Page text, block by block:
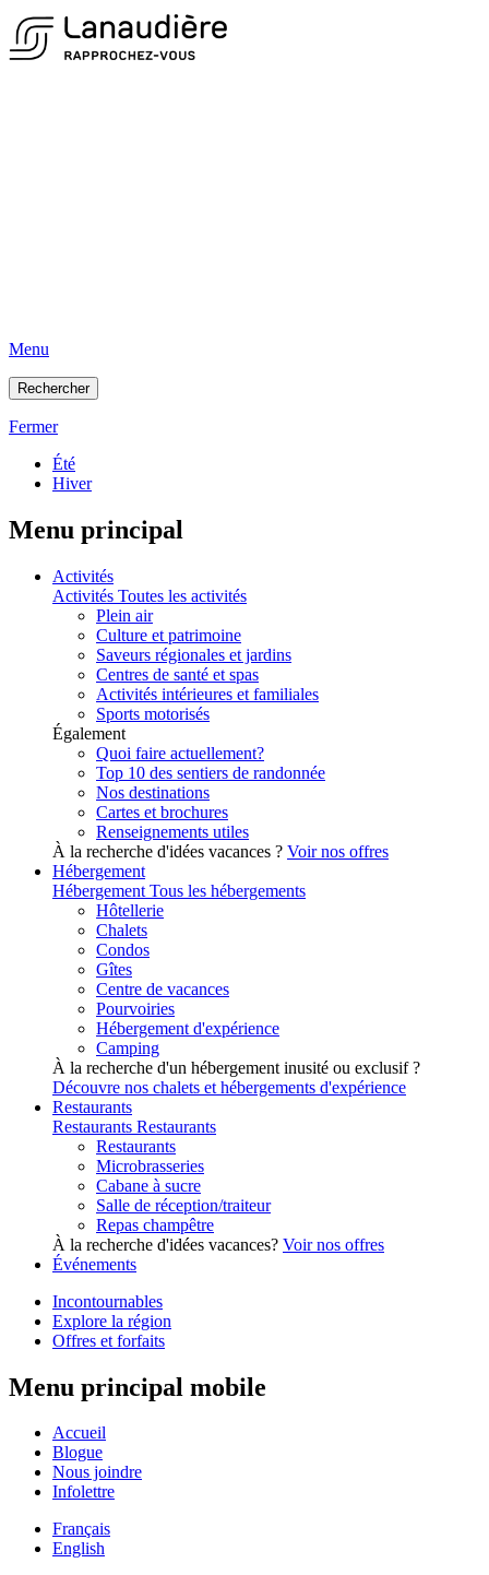
Menu
Rechercher
Fermer
Été
Hiver
Menu principal
Activités
Activités Toutes les activités
Plein air
Culture et patrimoine
Saveurs régionales et jardins
Centres de santé et spas
Activités intérieures et familiales
Sports motorisés
Également
Quoi faire actuellement?
Top 10 des sentiers de randonnée
Nos destinations
Cartes et brochures
Renseignements utiles
À la recherche d'idées vacances ? Voir nos offres
Hébergement
Hébergement Tous les hébergements
Hôtellerie
Chalets
Condos
Gîtes
Centre de vacances
Pourvoiries
Hébergement d'expérience
Camping
À la recherche d'un hébergement inusité ou exclusif ?
Découvre nos chalets et hébergements d'expérience
Restaurants
Restaurants Restaurants
Restaurants
Microbrasseries
Cabane à sucre
Salle de réception/traiteur
Repas champêtre
À la recherche d'idées vacances? Voir nos offres
Événements
Incontournables
Explore la région
Offres et forfaits
Menu principal mobile
Accueil
Blogue
Nous joindre
Infolettre
Français
English